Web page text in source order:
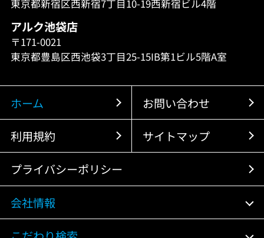
東京都新宿区西新宿7丁目10-19西新宿ビル4階
アルク池袋店
〒171-0021
東京都豊島区西池袋3丁目25-15IB第1ビル5階A室
ホーム お問い合わせ
利用規約 サイトマップ
プライバシーポリシー
会社情報